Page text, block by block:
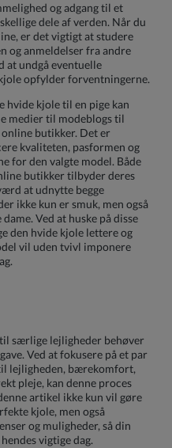
og adgang til et
dele af verden. Når du
er det vigtigt at studere
og anmeldelser fra andre
at undgå eventuelle
opfylder forventningerne.
hvide kjole til en pige kan
medier til modeblogs til
butikker. Det er
kvaliteten, pasformen og
for den valgte model. Både
butikker tilbyder deres
at udnytte begge
ikke kun er smuk, men også
Ved at huske på disse
den hvide kjole lettere og
vil uden tvivl imponere
særlige lejligheder behøver
Ved at fokusere på et par
lejligheden, bærekomfort,
pleje, kan denne proces
artikel ikke kun vil gøre
kjole, men også
og muligheder, så din
vigtige dag.